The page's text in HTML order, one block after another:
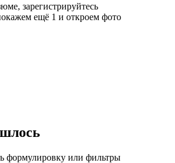
зарегистрируйтесь
ещё 1 и откроем фото
формулировку или фильтры